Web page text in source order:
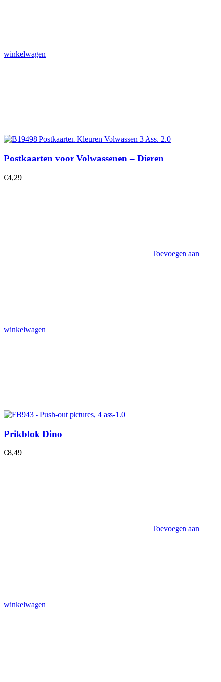
winkelwagen
Postkaarten voor Volwassenen – Dieren
€4,29
Toevoegen aan
winkelwagen
Prikblok Dino
€8,49
Toevoegen aan
winkelwagen